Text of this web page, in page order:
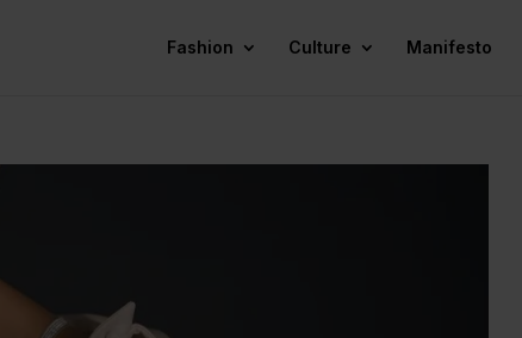
Fashion Culture Manifesto